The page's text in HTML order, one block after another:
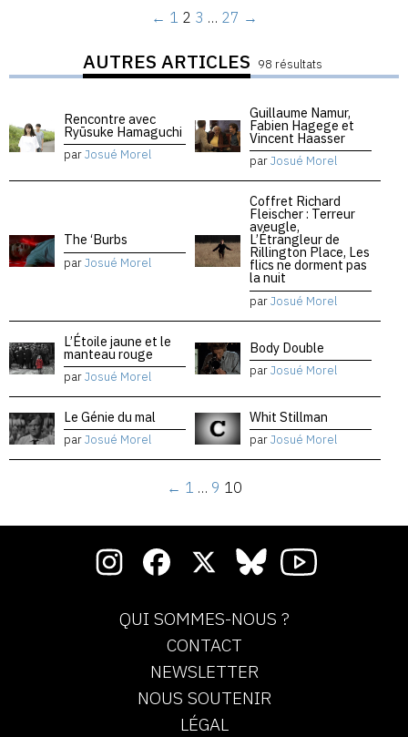
← 1 2 3 … 27 →
AUTRES ARTICLES 98 résultats
Rencontre avec
Ryūsuke Hamaguchi
parJosué Morel
Guillaume Namur,
Fabien Hagege et
Vincent Haasser
parJosué Morel
The ‘Burbs
parJosué Morel
Coffret Richard
Fleischer : Terreur
aveugle,
L’Étrangleur de
Rillington Place, Les
flics ne dorment pas
la nuit
parJosué Morel
L’Étoile jaune et le
manteau rouge
parJosué Morel
Body Double
parJosué Morel
Le Génie du mal
parJosué Morel
Whit Stillman
parJosué Morel
← 1 … 9 10
QUI SOMMES-NOUS ?
CONTACT
NEWSLETTER
NOUS SOUTENIR
LÉGAL